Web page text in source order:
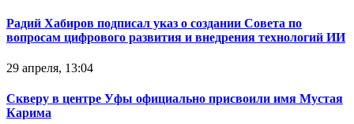
Радий Хабиров подписал указ о создании Совета по
вопросам цифрового развития и внедрения технологий ИИ
29 апреля, 13:04
Скверу в центре Уфы официально присвоили имя Мустая
Карима